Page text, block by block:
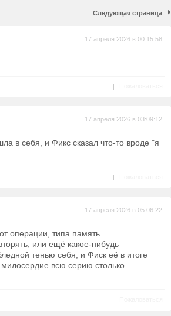
Следующая страница
17 апреля 2026 в 00:15:58
|
17 апреля 2026 в 03:09:12
в себя, и Фикс сказал что-то вроде "я
|
17 апреля 2026 в 05:06:22
операции, типа память
или ещё какое-нибудь
тенью себя, и Фиск её в итоге
всю серию столько